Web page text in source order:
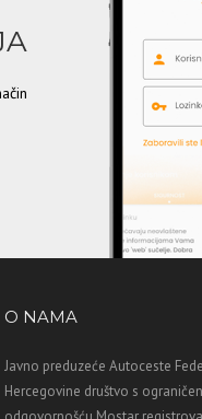
O NAMA
Javno preduzeće Autoceste
Hercegovine društvo s